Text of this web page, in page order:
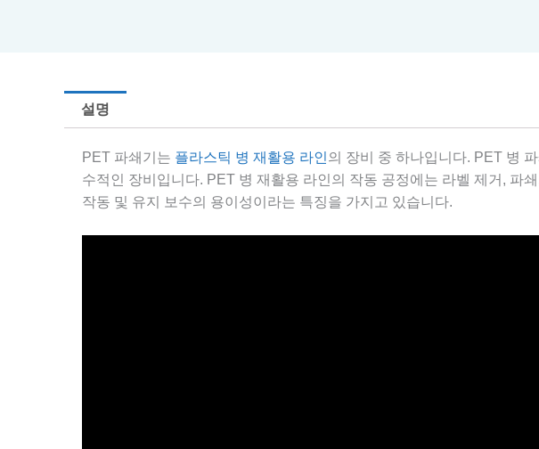
설명
PET 파쇄기는 플라스틱 병 재활용 라인의 장비 중 하나입니다. PET 병
수적인 장비입니다. PET 병 재활용 라인의 작동 공정에는 라벨 제거, 파
작동 및 유지 보수의 용이성이라는 특징을 가지고 있습니다.